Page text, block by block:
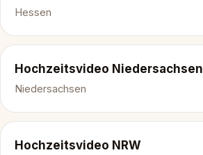
Hessen
Hochzeitsvideo Niedersachsen
Niedersachsen
Hochzeitsvideo NRW